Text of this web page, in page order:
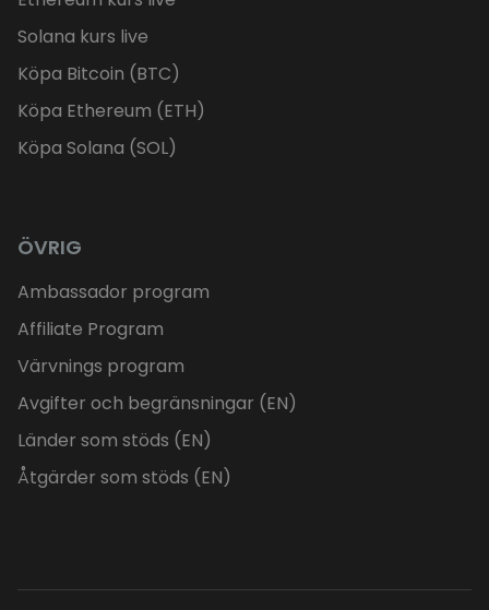
Solana kurs live
Köpa Bitcoin (BTC)
Köpa Ethereum (ETH)
Köpa Solana (SOL)
ÖVRIG
Ambassador program
Affiliate Program
Värvnings program
Avgifter och begränsningar (EN)
Länder som stöds (EN)
Åtgärder som stöds (EN)